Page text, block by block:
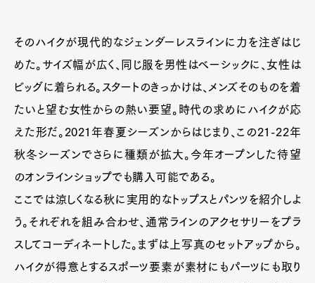
そのハイクが現代的なジェンダーレスラインに力を注ぎはじ
めた。サイズ幅が広く、同じ服を男性はベーシックに、女性は
ビッグに着られる。スタートのきっかけは、メンズそのものを着
たいと望む女性からの熱い要望。時代の求めにハイクが応
えた形だ。2021年春夏シーズンからはじまり、この21-22年
秋冬シーズンでさらに種類が拡大。今年オープンした待望
のオンラインショップでも購入可能である。
ここでは涼しくなる秋に実用的なトップスとパンツを紹介しよ
う。それぞれを組み合わせ、通常ラインのアクセサリーをプラ
スしてコーディネートした。まずは上写真のセットアップから。
ハイクが得意とするスポーツ要素が素材にもパーツにも取り